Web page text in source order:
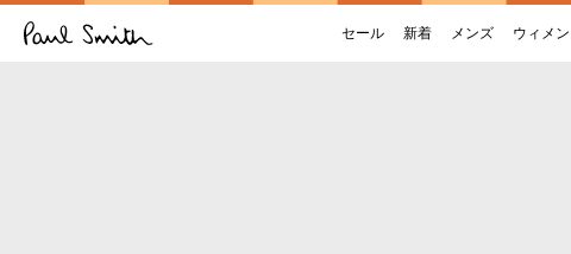
セール 新着 メンズ ウィメ